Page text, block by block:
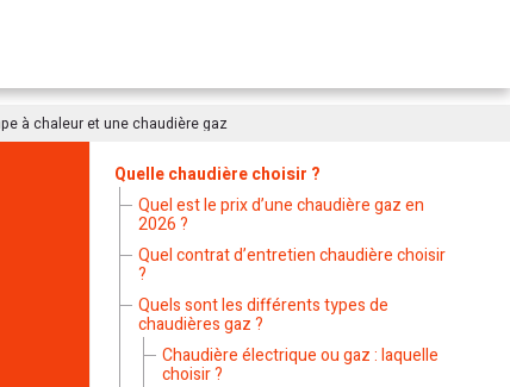
à chaleur et une chaudière gaz
Quelle chaudière choisir ?
Quel est le prix d’une chaudière gaz en
2026 ?
Quel contrat d’entretien chaudière choisir
?
Quels sont les différents types de
chaudières gaz ?
Chaudière électrique ou gaz : laquelle
choisir ?